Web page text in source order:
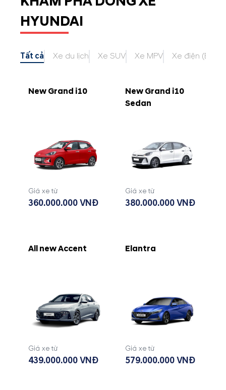
HYUNDAI
Tất cả Xe du lịch Xe SUV Xe MPV Xe điện (EV)
New Grand i10
Giá xe từ
360.000.000 VNĐ
New Grand i10
Sedan
Giá xe từ
380.000.000 VNĐ
All new Accent
Giá xe từ
439.000.000 VNĐ
Elantra
Giá xe từ
579.000.000 VNĐ